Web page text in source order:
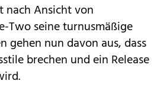
nach Ansicht von
Two seine turnusmäßige
gehen nun davon aus, dass
brechen und ein Release